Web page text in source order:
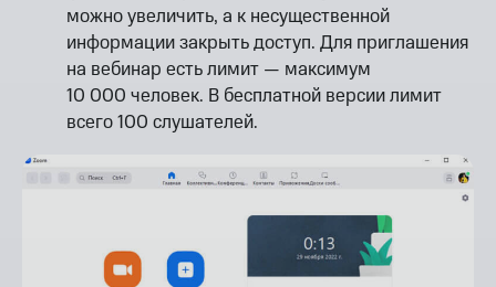
можно увеличить, а к несущественной
информации закрыть доступ. Для приглашения
на вебинар есть лимит — максимум
10 000 человек. В бесплатной версии лимит
всего 100 слушателей.